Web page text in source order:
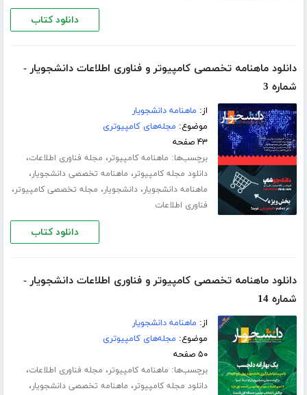
دانلود کتاب
دانلود ماهنامه تخصصی کامپیوتر و فناوری اطلاعات دانشجویار -
شماره 3
از: ماهنامه دانشجویار
موضوع: مجله‌های کامپیوتری
۴۳ صفحه
برچسب‌ها: ماهنامه کامپیوتر، مجله فناوری اطلاعات،
دانلود مجله کامپیوتر، ماهنامه تخصصی دانشجویار،
ماهنامه دانشجویار،دانشجویار، مجله تخصصی کامپیوتر،
فناوری اطلاعات
دانلود کتاب
دانلود ماهنامه تخصصی کامپیوتر و فناوری اطلاعات دانشجویار -
شماره 14
از: ماهنامه دانشجویار
موضوع: مجله‌های کامپیوتری
۵۰ صفحه
برچسب‌ها: ماهنامه کامپیوتر، مجله فناوری اطلاعات،
دانلود مجله کامپیوتر، ماهنامه تخصصی دانشجویار،